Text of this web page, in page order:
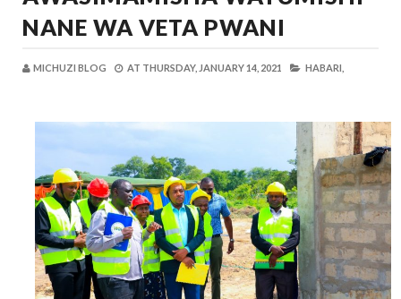
NANE WA VETA PWANI
MICHUZI BLOG AT THURSDAY, JANUARY 14, 2021 HABARI,